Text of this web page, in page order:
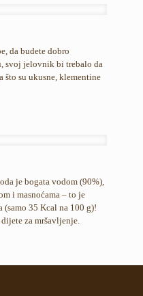
da budete dobro
svoj jelovnik bi trebalo da
što su ukusne, klementine
je bogata vodom (90%),
i masnoćama – to je
35 Kcal na 100 g)!
za mršavljenje.